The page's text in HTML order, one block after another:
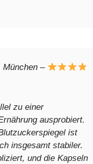
München –
zu einer
ausprobiert.
ist
insgesamt stabiler.
und die Kapseln